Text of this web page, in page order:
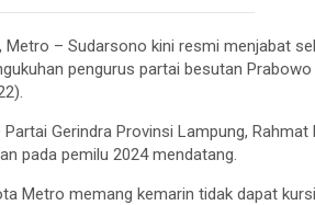
Metro – Sudarsono kini resmi menjabat
pengurus partai besutan
Partai Gerindra Provinsi Lampung,
pada pemilu 2024 mendatang.
Metro memang kemarin tidak dapat